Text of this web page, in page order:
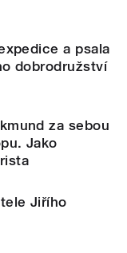
a psala
dobrodružství
za sebou
Jako
Jiřího